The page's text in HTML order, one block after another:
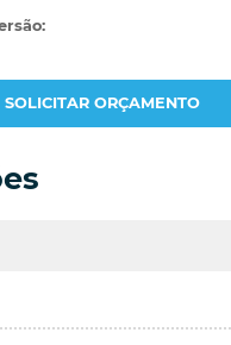
SOLICITAR ORÇAMENTO